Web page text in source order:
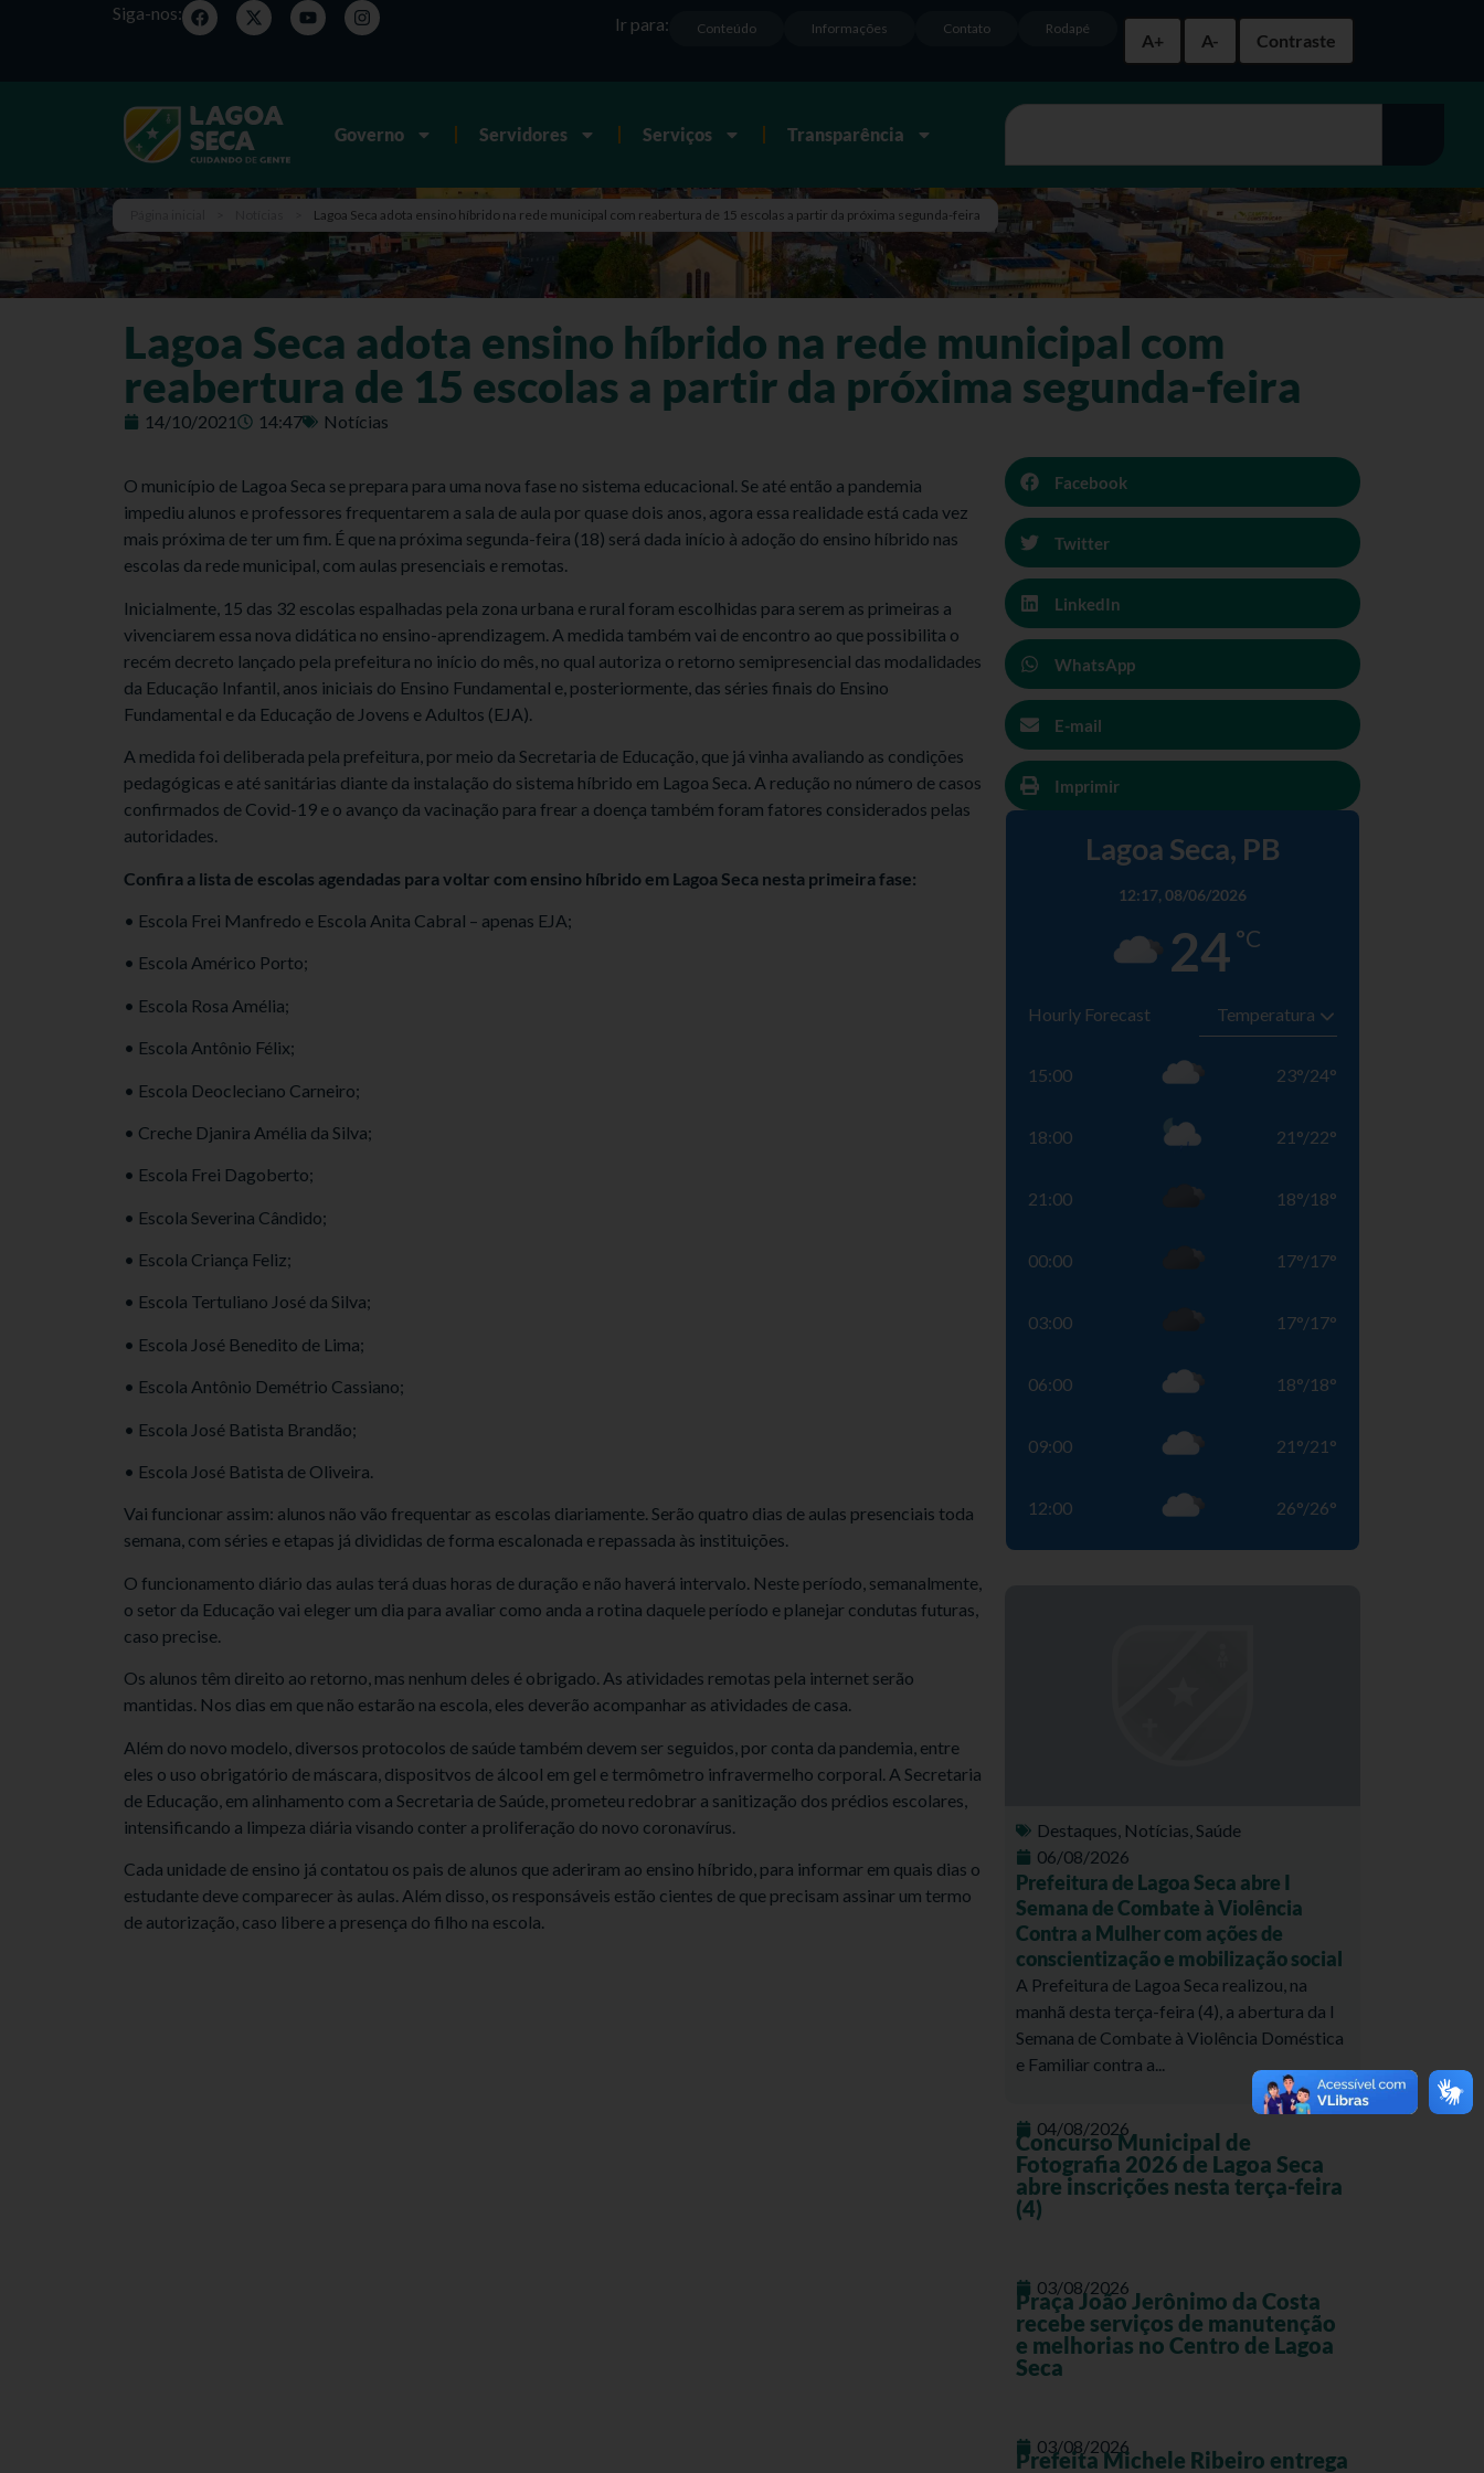
Siga-nos:
A+
A- Contraste
Rodapé
Contato
Informações
Conteúdo
Ir para:
Governo Servidores Serviços Transparência
Lagoa Seca adota ensino híbrido na rede municipal com reabertura de 15 escolas a partir da próxima segunda-feira
Lagoa Seca adota ensino híbrido na rede municipal com
reabertura de 15 escolas a partir da próxima segunda-feira
14/10/2021 14:47 Notícias
O município de Lagoa Seca se prepara para uma nova fase no sistema educacional. Se até então a pandemia
impediu alunos e professores frequentarem a sala de aula por quase dois anos, agora essa realidade está cada vez
mais próxima de ter um fim. É que na próxima segunda-feira (18) será dada início à adoção do ensino híbrido nas
escolas da rede municipal, com aulas presenciais e remotas.
Inicialmente, 15 das 32 escolas espalhadas pela zona urbana e rural foram escolhidas para serem as primeiras a
vivenciarem essa nova didática no ensino-aprendizagem. A medida também vai de encontro ao que possibilita o
recém decreto lançado pela prefeitura no início do mês, no qual autoriza o retorno semipresencial das modalidades
da Educação Infantil, anos iniciais do Ensino Fundamental e, posteriormente, das séries finais do Ensino
Fundamental e da Educação de Jovens e Adultos (EJA).
A medida foi deliberada pela prefeitura, por meio da Secretaria de Educação, que já vinha avaliando as condições
pedagógicas e até sanitárias diante da instalação do sistema híbrido em Lagoa Seca. A redução no número de casos
confirmados de Covid-19 e o avanço da vacinação para frear a doença também foram fatores considerados pelas
autoridades.
Confira a lista de escolas agendadas para voltar com ensino híbrido em Lagoa Seca nesta primeira fase:
• Escola Frei Manfredo e Escola Anita Cabral – apenas EJA;
• Escola Américo Porto;
• Escola Rosa Amélia;
• Escola Antônio Félix;
• Escola Deocleciano Carneiro;
• Creche Djanira Amélia da Silva;
• Escola Frei Dagoberto;
• Escola Severina Cândido;
• Escola Criança Feliz;
• Escola Tertuliano José da Silva;
• Escola José Benedito de Lima;
• Escola Antônio Demétrio Cassiano;
• Escola José Batista Brandão;
• Escola José Batista de Oliveira.
Vai funcionar assim: alunos não vão frequentar as escolas diariamente. Serão quatro dias de aulas presenciais toda
semana, com séries e etapas já divididas de forma escalonada e repassada às instituições.
O funcionamento diário das aulas terá duas horas de duração e não haverá intervalo. Neste período, semanalmente,
o setor da Educação vai eleger um dia para avaliar como anda a rotina daquele período e planejar condutas futuras,
caso precise.
Os alunos têm direito ao retorno, mas nenhum deles é obrigado. As atividades remotas pela internet serão
mantidas. Nos dias em que não estarão na escola, eles deverão acompanhar as atividades de casa.
Além do novo modelo, diversos protocolos de saúde também devem ser seguidos, por conta da pandemia, entre
eles o uso obrigatório de máscara, dispositvos de álcool em gel e termômetro infravermelho corporal. A Secretaria
de Educação, em alinhamento com a Secretaria de Saúde, prometeu redobrar a sanitização dos prédios escolares,
intensificando a limpeza diária visando conter a proliferação do novo coronavírus.
Cada unidade de ensino já contatou os pais de alunos que aderiram ao ensino híbrido, para informar em quais dias o
estudante deve comparecer às aulas. Além disso, os responsáveis estão cientes de que precisam assinar um termo
de autorização, caso libere a presença do filho na escola.
Facebook
Twitter
LinkedIn
WhatsApp
E-mail
Imprimir
Lagoa Seca, PB
12:17, 08/06/2026
24 °C
Hourly Forecast
15:00 23°/24°
18:00 21 °/22°
21:00 18°/18°
00:00 17°/17°
03:00 17°/17°
06:00 18°/18°
09:00 21 °/21 °
12:00 26°/26°
Destaques, Notícias,Saúde
06/08/2026
Prefeitura de Lagoa Seca abre I
Semana de Combate à Violência
Contra a Mulher com ações de
conscientização e mobilização social
A Prefeitura de Lagoa Seca realizou, na
manhã desta terça-feira (4), a abertura da I
Semana de Combate à Violência Doméstica
e Familiar contra a...
04/08/2026
Concurso Municipal de
Fotografia 2026 de Lagoa Seca
abre inscrições nesta terça-feira
(4)
03/08/2026
Praça João Jerônimo da Costa
recebe serviços de manutenção
e melhorias no Centro de Lagoa
Seca
03/08/2026
Prefeita Michele Ribeiro entrega